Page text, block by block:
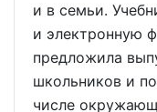
и в семьи.
и электронную
предложила
школьников и
числе